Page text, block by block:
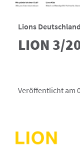
Lions Deutschland
LION 3/
Veröffentlicht am